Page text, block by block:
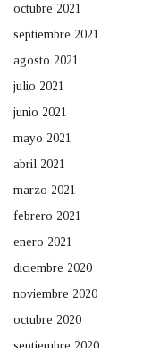
octubre 2021
septiembre 2021
agosto 2021
julio 2021
junio 2021
mayo 2021
abril 2021
marzo 2021
febrero 2021
enero 2021
diciembre 2020
noviembre 2020
octubre 2020